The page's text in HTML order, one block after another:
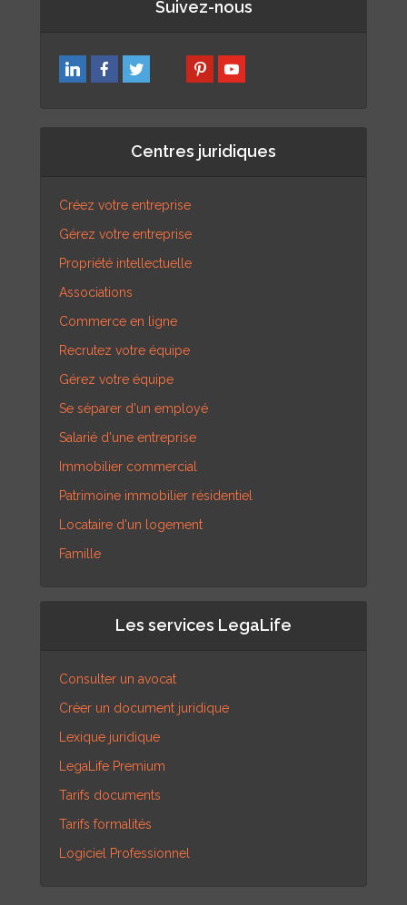
Suivez-nous
Centres juridiques
Créez votre entreprise
Gérez votre entreprise
Propriété intellectuelle
Associations
Commerce en ligne
Recrutez votre équipe
Gérez votre équipe
Se séparer d'un employé
Salarié d'une entreprise
Immobilier commercial
Patrimoine immobilier résidentiel
Locataire d'un logement
Famille
Les services LegaLife
Consulter un avocat
Créer un document juridique
Lexique juridique
LegaLife Premium
Tarifs documents
Tarifs formalités
Logiciel Professionnel